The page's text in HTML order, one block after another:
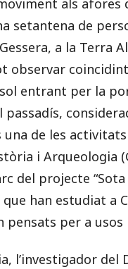
als
setantena de
a la Terra
observar
entrant per la
de les
i Arqueologia
del projecte “Sota
han estudiat a
pensats per a
l’investigador